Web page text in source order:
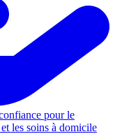
pour le
les soins à domicile